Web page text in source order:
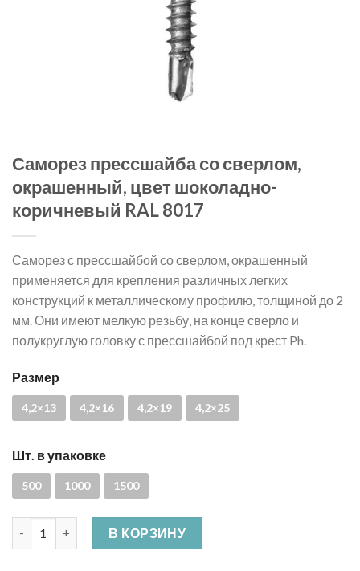
Саморез прессшайба со сверлом,
окрашенный, цвет шоколадно-
коричневый RAL 8017
Саморез с прессшайбой со сверлом, окрашенный
применяется для крепления различных легких
конструкций к металлическому профилю, толщиной до 2
мм. Они имеют мелкую резьбу, на конце сверло и
полукруглую головку с прессшайбой под крест Ph.
Размер
4,2×13 4,2×16 4,2×19 4,2×25
Шт. в упаковке
500 1000 1500
Количество Саморез прессшайба со сверлом, окрашенный,
В КОРЗИНУ